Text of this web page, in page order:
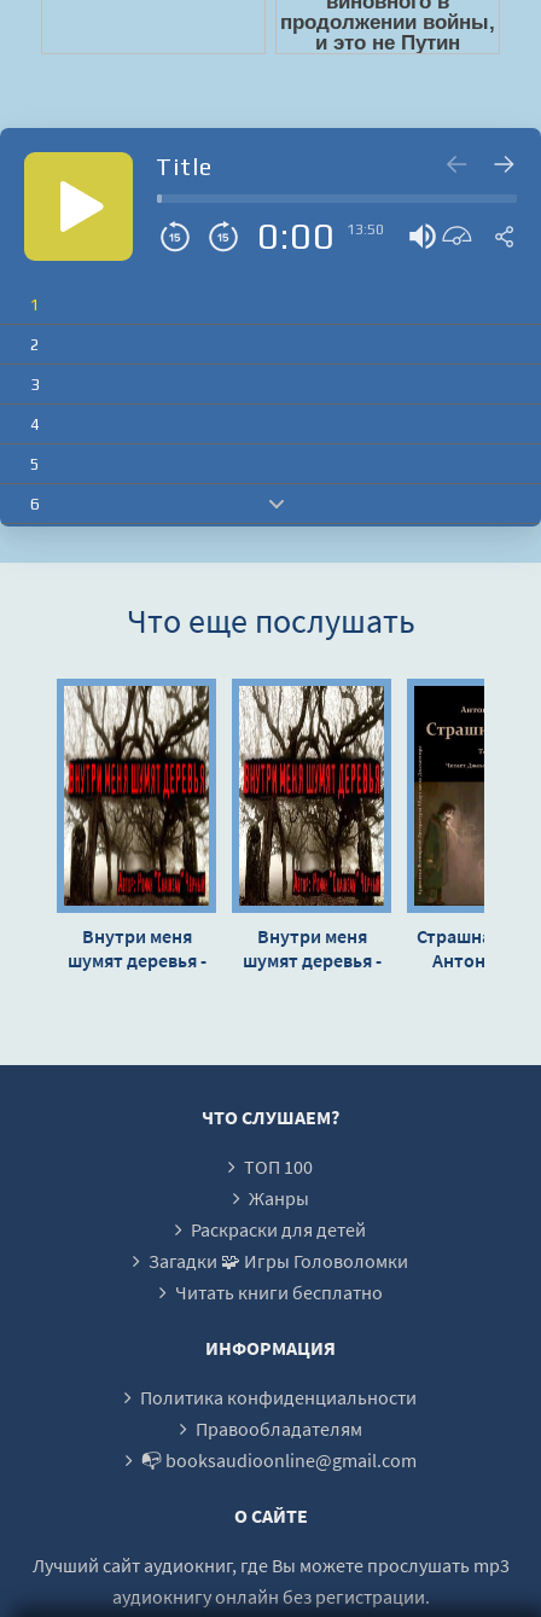
Title
0:00 13:50
1
2
3
4
5
6
Что еще послушать
Внутри меня
шумят деревья -
Внутри меня
шумят деревья -
Страшная
Антон Чехов
ЧТО СЛУШАЕМ?
ТОП 100
Жанры
Раскраски для детей
Загадки 🧩 Игры Головоломки
Читать книги бесплатно
ИНФОРМАЦИЯ
Политика конфиденциальности
Правообладателям
📭 booksaudioonline@gmail.com
О САЙТЕ
Лучший сайт аудиокниг, где Вы можете прослушать mp3
аудиокнигу онлайн без регистрации.